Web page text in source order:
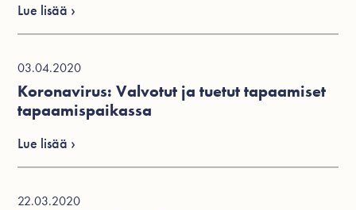
22.03.2020
03.04.2020
Koronavirus: Valvotut ja tuetut tapaamiset
tapaamispaikassa
Lue lisää ›
Lue lisää ›